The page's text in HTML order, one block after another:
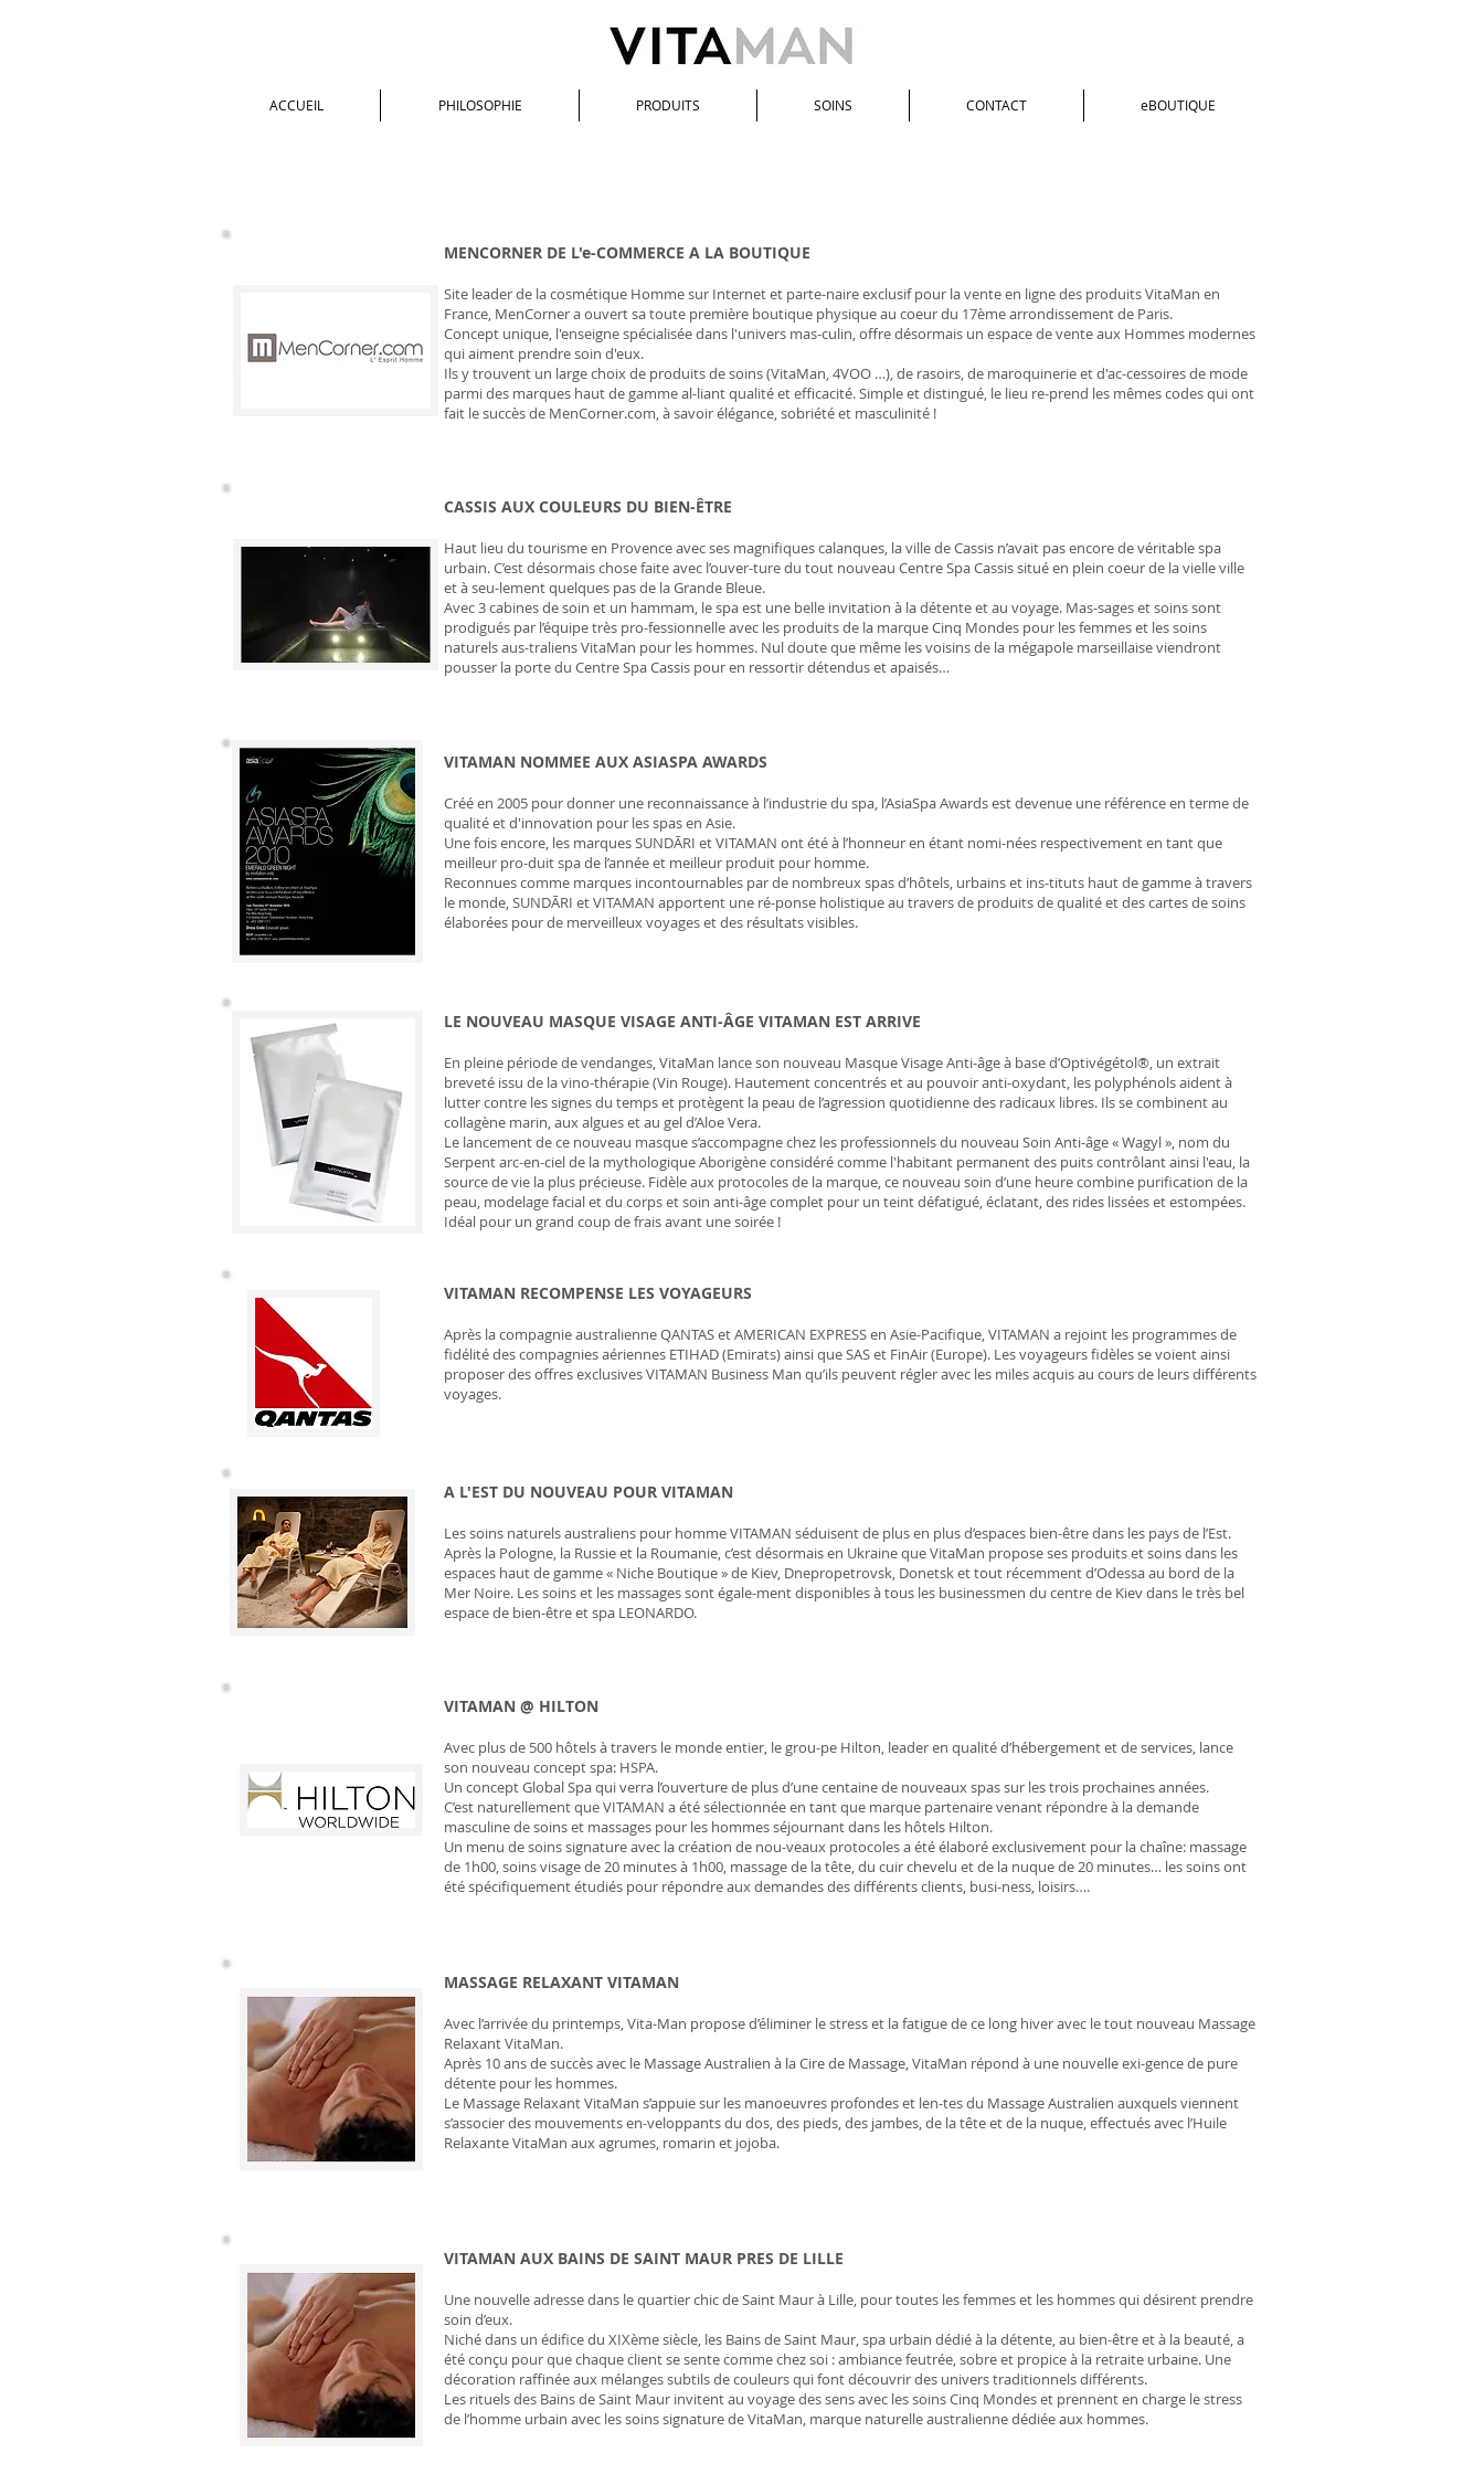
ACCUEIL PHILOSOPHIE PRODUITS SOINS CONTACT eBOUTIQUE
MENCORNER DE L'e-COMMERCE A LA BOUTIQUE
Site leader de la cosmétique Homme sur Internet et parte-naire exclusif pour la vente en ligne des produits VitaMan en
France, MenCorner a ouvert sa toute première boutique physique au coeur du 17ème arrondissement de Paris.
Concept unique, l'enseigne spécialisée dans l'univers mas-culin, offre désormais un espace de vente aux Hommes modernes
qui aiment prendre soin d'eux.
Ils y trouvent un large choix de produits de soins (VitaMan, 4VOO …), de rasoirs, de maroquinerie et d'ac-cessoires de mode
parmi des marques haut de gamme al-liant qualité et efficacité. Simple et distingué, le lieu re-prend les mêmes codes qui ont
fait le succès de MenCorner.com, à savoir élégance, sobriété et masculinité !
CASSIS AUX COULEURS DU BIEN-ÊTRE
Haut lieu du tourisme en Provence avec ses magnifiques calanques, la ville de Cassis n’avait pas encore de véritable spa
urbain. C’est désormais chose faite avec l’ouver-ture du tout nouveau Centre Spa Cassis situé en plein coeur de la vielle ville
et à seu-lement quelques pas de la Grande Bleue.
Avec 3 cabines de soin et un hammam, le spa est une belle invitation à la détente et au voyage. Mas-sages et soins sont
prodigués par l’équipe très pro-fessionnelle avec les produits de la marque Cinq Mondes pour les femmes et les soins
naturels aus-traliens VitaMan pour les hommes. Nul doute que même les voisins de la mégapole marseillaise viendront
pousser la porte du Centre Spa Cassis pour en ressortir détendus et apaisés…
VITAMAN NOMMEE AUX ASIASPA AWARDS
Créé en 2005 pour donner une reconnaissance à l’industrie du spa, l’AsiaSpa Awards est devenue une référence en terme de
qualité et d'innovation pour les spas en Asie.
Une fois encore, les marques SUNDÃRI et VITAMAN ont été à l’honneur en étant nomi-nées respectivement en tant que
meilleur pro-duit spa de l’année et meilleur produit pour homme.
Reconnues comme marques incontournables par de nombreux spas d’hôtels, urbains et ins-tituts haut de gamme à travers
le monde, SUNDÃRI et VITAMAN apportent une ré-ponse holistique au travers de produits de qualité et des cartes de soins
élaborées pour de merveilleux voyages et des résultats visibles.
LE NOUVEAU MASQUE VISAGE ANTI-ÂGE VITAMAN EST ARRIVE
En pleine période de vendanges, VitaMan lance son nouveau Masque Visage Anti-âge à base d’Optivégétol®, un extrait
breveté issu de la vino-thérapie (Vin Rouge). Hautement concentrés et au pouvoir anti-oxydant, les polyphénols aident à
lutter contre les signes du temps et protègent la peau de l’agression quotidienne des radicaux libres. Ils se combinent au
collagène marin, aux algues et au gel d’Aloe Vera.
Le lancement de ce nouveau masque s’accompagne chez les professionnels du nouveau Soin Anti-âge « Wagyl », nom du
Serpent arc-en-ciel de la mythologique Aborigène considéré comme l'habitant permanent des puits contrôlant ainsi l'eau, la
source de vie la plus précieuse. Fidèle aux protocoles de la marque, ce nouveau soin d’une heure combine purification de la
peau, modelage facial et du corps et soin anti-âge complet pour un teint défatigué, éclatant, des rides lissées et estompées.
Idéal pour un grand coup de frais avant une soirée !
VITAMAN RECOMPENSE LES VOYAGEURS
Après la compagnie australienne QANTAS et AMERICAN EXPRESS en Asie-Pacifique, VITAMAN a rejoint les programmes de
fidélité des compagnies aériennes ETIHAD (Emirats) ainsi que SAS et FinAir (Europe). Les voyageurs fidèles se voient ainsi
proposer des offres exclusives VITAMAN Business Man qu’ils peuvent régler avec les miles acquis au cours de leurs différents
voyages.
A L'EST DU NOUVEAU POUR VITAMAN
Les soins naturels australiens pour homme VITAMAN séduisent de plus en plus d’espaces bien-être dans les pays de l’Est.
Après la Pologne, la Russie et la Roumanie, c’est désormais en Ukraine que VitaMan propose ses produits et soins dans les
espaces haut de gamme « Niche Boutique » de Kiev, Dnepropetrovsk, Donetsk et tout récemment d’Odessa au bord de la
Mer Noire. Les soins et les massages sont égale-ment disponibles à tous les businessmen du centre de Kiev dans le très bel
espace de bien-être et spa LEONARDO.
VITAMAN @ HILTON
Avec plus de 500 hôtels à travers le monde entier, le grou-pe Hilton, leader en qualité d’hébergement et de services, lance
son nouveau concept spa: HSPA.
Un concept Global Spa qui verra l’ouverture de plus d’une centaine de nouveaux spas sur les trois prochaines années.
C’est naturellement que VITAMAN a été sélectionnée en tant que marque partenaire venant répondre à la demande
masculine de soins et massages pour les hommes séjournant dans les hôtels Hilton.
Un menu de soins signature avec la création de nou-veaux protocoles a été élaboré exclusivement pour la chaîne: massage
de 1h00, soins visage de 20 minutes à 1h00, massage de la tête, du cuir chevelu et de la nuque de 20 minutes… les soins ont
été spécifiquement étudiés pour répondre aux demandes des différents clients, busi-ness, loisirs….
MASSAGE RELAXANT VITAMAN
Avec l’arrivée du printemps, Vita-Man propose d’éliminer le stress et la fatigue de ce long hiver avec le tout nouveau Massage
Relaxant VitaMan.
Après 10 ans de succès avec le Massage Australien à la Cire de Massage, VitaMan répond à une nouvelle exi-gence de pure
détente pour les hommes.
Le Massage Relaxant VitaMan s’appuie sur les manoeuvres profondes et len-tes du Massage Australien auxquels viennent
s’associer des mouvements en-veloppants du dos, des pieds, des jambes, de la tête et de la nuque, effectués avec l’Huile
Relaxante VitaMan aux agrumes, romarin et jojoba.
VITAMAN AUX BAINS DE SAINT MAUR PRES DE LILLE
Une nouvelle adresse dans le quartier chic de Saint Maur à Lille, pour toutes les femmes et les hommes qui désirent prendre
soin d’eux.
Niché dans un édifice du XIXème siècle, les Bains de Saint Maur, spa urbain dédié à la détente, au bien-être et à la beauté, a
été conçu pour que chaque client se sente comme chez soi : ambiance feutrée, sobre et propice à la retraite urbaine. Une
décoration raffinée aux mélanges subtils de couleurs qui font découvrir des univers traditionnels différents.
Les rituels des Bains de Saint Maur invitent au voyage des sens avec les soins Cinq Mondes et prennent en charge le stress
de l’homme urbain avec les soins signature de VitaMan, marque naturelle australienne dédiée aux hommes.